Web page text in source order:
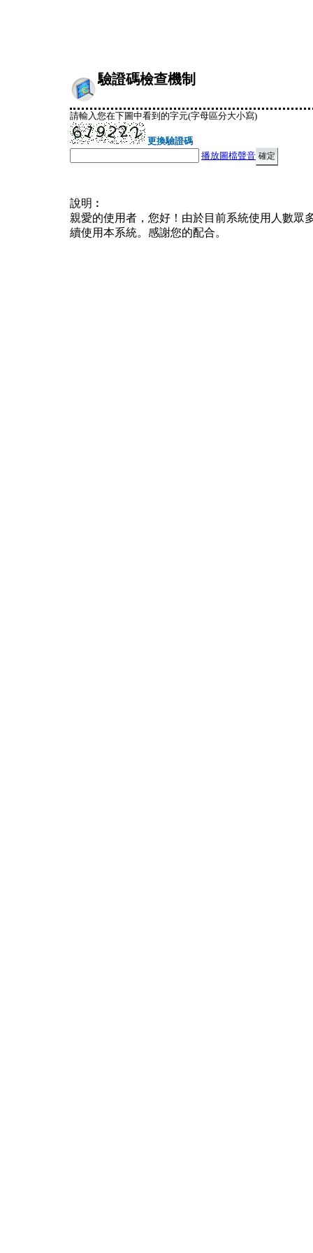
驗證碼檢查機制
請輸入您在下圖中看到的字元(字母區分大小寫)
更換驗證碼
播放圖檔聲音
說明︰
親愛的使用者，您好！由於目前系統使用人數眾
續使用本系統。感謝您的配合。